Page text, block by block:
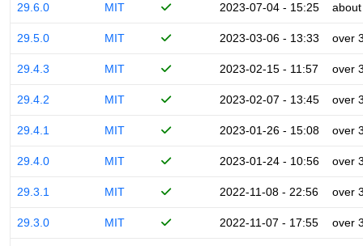
29.6.0 MIT 2023-07-04 - 15:25
29.5.0 MIT 2023-03-06 - 13:33 over
29.4.3 MIT 2023-02-15 - 11:57 over
29.4.2 MIT 2023-02-07 - 13:45 over
29.4.1 MIT 2023-01-26 - 15:08 over
29.4.0 MIT 2023-01-24 - 10:56 over
29.3.1 MIT 2022-11-08 - 22:56 over
29.3.0 MIT 2022-11-07 - 17:55 over